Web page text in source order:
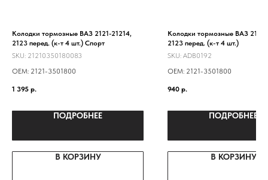
Колодки тормозные ВАЗ 2121-21214,
2123 перед. (к-т 4 шт.) Спорт
SKU: 21210350180083
ОЕМ: 2121-3501800
1 395 р.
ПОДРОБНЕЕ
В КОРЗИНУ
Колодки тормозные ВАЗ 2121-
2123 перед. (к-т 4 шт.)
SKU: ADB0192
ОЕМ: 2121-3501800
940 р.
ПОДРОБНЕЕ
В КОРЗИНУ